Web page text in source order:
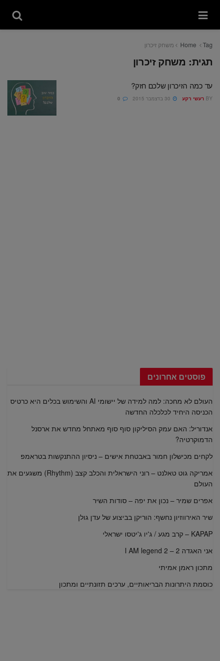
Home Tag משחק זיכרון
תגית: משחק זיכרון
עד כמה הזיכרון שלכם חזק?
BY רעשי רקע
פוסטים אחרונים
העולם לא מחכה: למה למידה של יישומי AI והשימוש בכלים היא כרטיס
הכניסה היחיד לכלכלה החדשה
אנדוריל: האם עמק הסיליקון סוף סוף מאתחל מחדש את ארסנל
הדמוקרטיה?
לקחים מכישלון חמור באבטחת אישים – ניסיון ההתנקשות בטראמפ
אמריקה גוט טאלנט – רוני הישראלית והכלב קצב (Rhythm) משגעים את
העולם
אפרים שמיר – נכון את יפה – סודות השיר
שיר האירווזיון נחשף: הוריקן בביצוע של עדן גולן
KAPAP – קרב מגע / ג'יו ג'יטסו ישראלי
אני האגדה 2 – I AM legend 2
מתכון ראמן אמיתי
כוסמת היתרונות הבריאותיים, ערכים תזונתיים ומתכון